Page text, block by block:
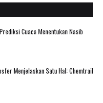
Cuaca Menentukan Nasib
Menjelaskan Satu Hal: Chemtrail